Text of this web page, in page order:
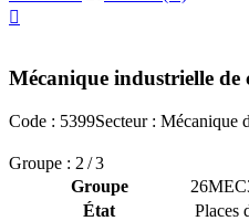

Mécanique industrielle de
Code : 5399Secteur : Mécanique
Groupe : 2 / 3
Groupe
État
Places